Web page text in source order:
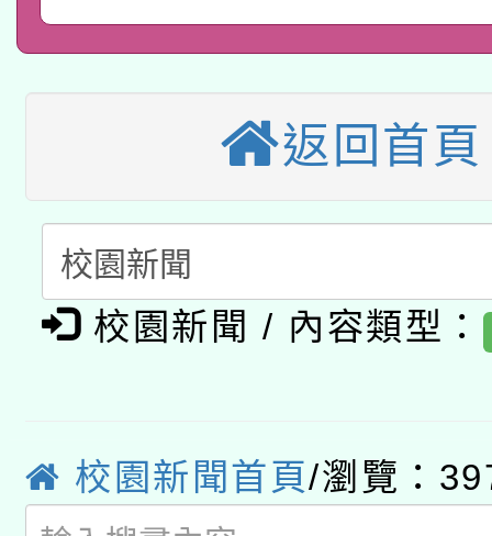
招甄選結果公告(無人
招)
適應運動共學行動站研
本館辦理115年度閱讀
暨閱讀推動專業研習
科技賦能─人工智慧
礎課程
A3數位素養講師名單
「數位內容與教學軟體
pilot」
有關大陸委員會函釋公
轉知經濟部水利署委託
用水績優單位及節水達
桃園市孔廟祈福系列
2026年桃園地景藝術
返回首頁
校園新聞 / 內容類型：
校園新聞首頁/瀏覽：